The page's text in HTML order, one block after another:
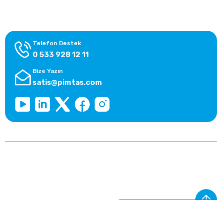
Telefon Destek
0 533 928 12 11
Bize Yazın
satis@pimtas.com